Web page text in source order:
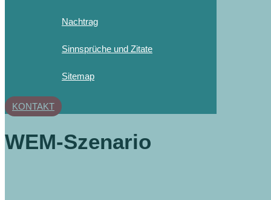
Nachtrag
Sinnsprüche und Zitate
Sitemap
KONTAKT
WEM-Szenario